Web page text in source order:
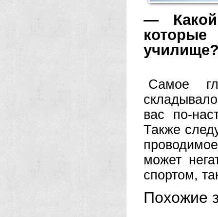
—
Самое
вас по-
Также
может
спортом,
Похожие